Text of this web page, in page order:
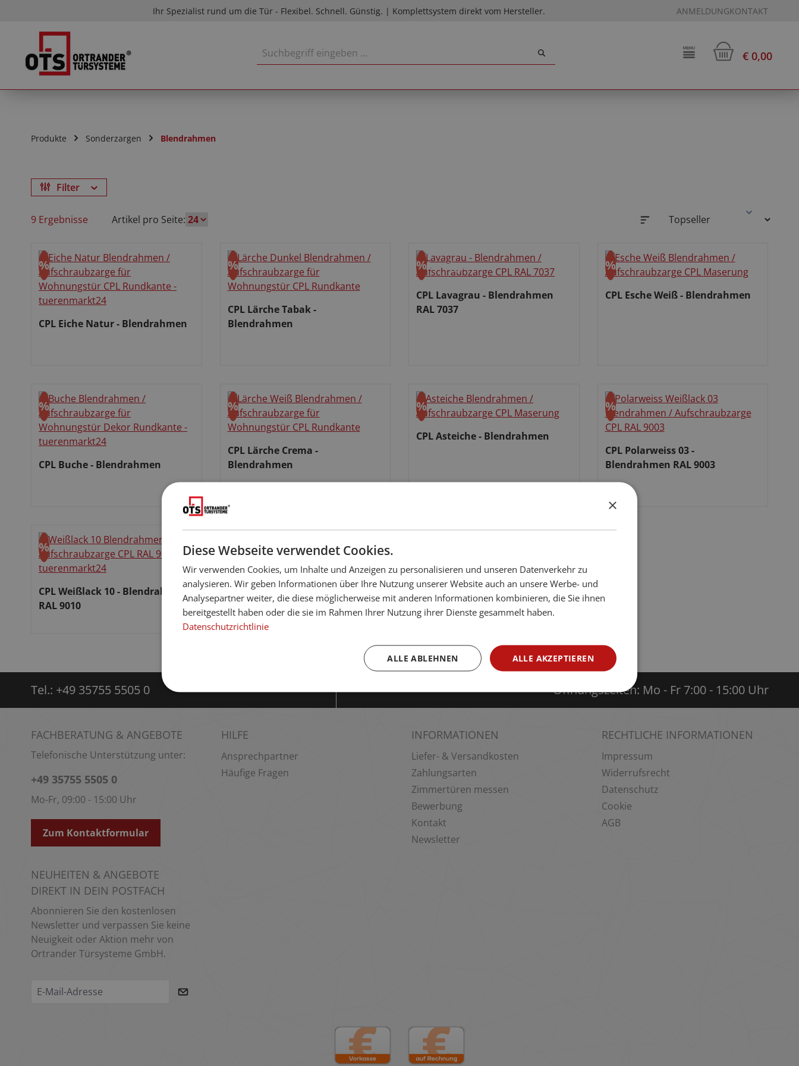
Zur Hauptnavigation springenIhr Spezialist rund um die Tür - Flexibel. Schnell. Günstig. | Komplettsystem direkt vom Hersteller. ANMELDUNGKONTAKT
€ 0,00
Produkte Sonderzargen Blendrahmen
Filter
9 Ergebnisse Artikel pro Seite:
Rabatt
%
CPL Eiche Natur - Blendrahmen
Rabatt
%
CPL Lärche Tabak -
Blendrahmen
Rabatt
%Lavagrau
CPL Lavagrau - Blendrahmen
RAL 7037
Rabatt
%
CPL Esche Weiß - Blendrahmen
Rabatt
%
CPL Buche - Blendrahmen
Rabatt
%
CPL Lärche Crema -
Blendrahmen
Rabatt
%
CPL Asteiche - Blendrahmen
Rabatt
%
CPL Polarweiss 03 -
Blendrahmen RAL 9003
Verkaufspreis:
Rabatt
%
CPL Weißlack 10 - Blendrahmen
RAL 9010
Tel.: +49 35755 5505 0 Öffnungszeiten: Mo - Fr 7:00 - 15:00 Uhr
FACHBERATUNG & ANGEBOTE
Telefonische Unterstützung unter:
+49 35755 5505 0
Mo-Fr, 09:00 - 15:00 Uhr
Zum Kontaktformular
HILFE
Ansprechpartner
Häufige Fragen
INFORMATIONEN
Liefer- & Versandkosten
Zahlungsarten
Zimmertüren messen
Bewerbung
Kontakt
Newsletter
RECHTLICHE INFORMATIONEN
Impressum
Widerrufsrecht
Datenschutz
Cookie
AGB
NEUHEITEN & ANGEBOTE
DIREKT IN DEIN POSTFACH
Abonnieren Sie den kostenlosen
Newsletter und verpassen Sie keine
Neuigkeit oder Aktion mehr von
Ortrander Türsysteme GmbH.
×
Diese Webseite verwendet Cookies.
Wir verwenden Cookies, um Inhalte und Anzeigen zu personalisieren und unseren Datenverkehr zu
analysieren. Wir geben Informationen über Ihre Nutzung unserer Website auch an unsere Werbe- und
Analysepartner weiter, die diese möglicherweise mit anderen Informationen kombinieren, die Sie ihnen
bereitgestellt haben oder die sie im Rahmen Ihrer Nutzung ihrer Dienste gesammelt haben.
Datenschutzrichtlinie
ALLE AKZEPTIEREN
ALLE ABLEHNEN